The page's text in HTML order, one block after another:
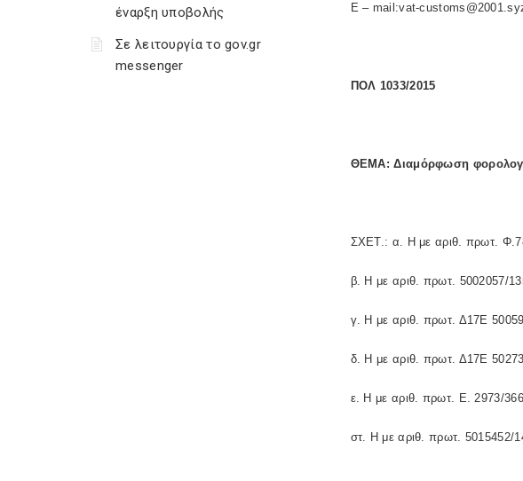
έναρξη υποβολής
Σε λειτουργία το gov.gr
messenger
E – mail:vat-
ΠΟΛ 1033/2015
ΘΕΜΑ: Διαμόρφωση
ΣΧΕΤ.: α. Η με αριθ. πρωτ.
β. Η με αριθ. πρωτ. 5002057/
γ. Η με αριθ. πρωτ. Δ17Ε
δ. Η με αριθ. πρωτ. Δ17Ε
ε. Η με αριθ. πρωτ. Ε. 2973/
στ. Η με αριθ. πρωτ. 5015452/